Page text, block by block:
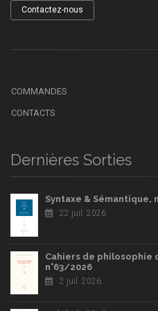
Contactez-nous
COMMANDES
CONTACTS
Dernières Sorties
Syntaxe & Sémantique,
22 juil. 2026
Cahiers de philosophie
n°63/2026
2 juil. 2026